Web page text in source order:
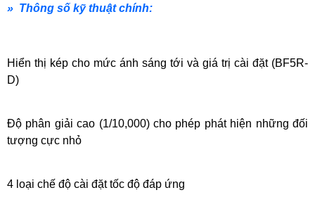
» Thông số kỹ thuật chính:
Hiển thị kép cho mức ánh sáng tới và giá trị cài đặt (BF5R-
D)
Độ phân giải cao (1/10,000) cho phép phát hiện những đối
tượng cực nhỏ
4 loại chế độ cài đặt tốc độ đáp ứng